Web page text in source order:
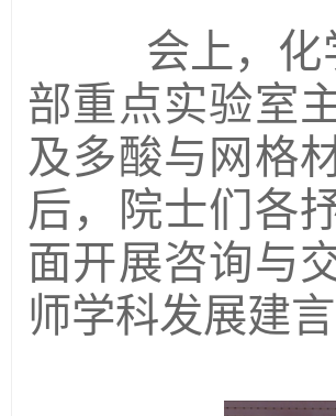
会上，化学
部重点实验室
及多酸与网格
后，院士们各
面开展咨询与
师学科发展建言